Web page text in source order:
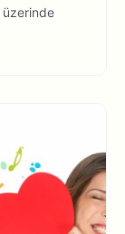
üzerinde